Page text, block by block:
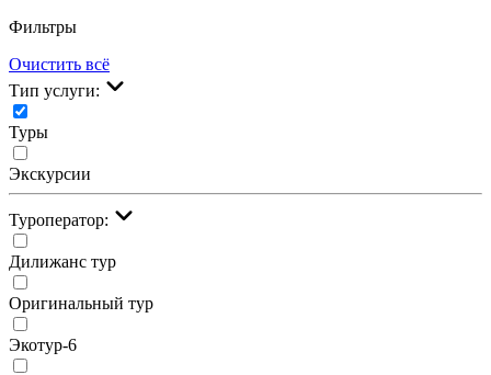
Фильтры
Очистить всё
Тип услуги:
Туры
Экскурсии
Туроператор:
Дилижанс тур
Оригинальный тур
Экотур-6